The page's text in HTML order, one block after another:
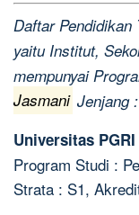
Daftar Pendidikan
yaitu Institut,
mempunyai
Jasmani Jenjang :
Universitas
Program Studi :
Strata : S1,